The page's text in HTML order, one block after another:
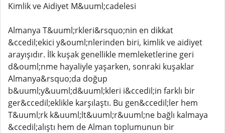
Kimlik ve Aidiyet M&uuml;cadelesi
Almanya T&uuml;rkleri&rsquo;nin en dikkat
&ccedil;ekici y&ouml;nlerinden biri, kimlik ve aidiyet
arayışıdır. İlk kuşak genellikle memleketlerine geri
d&ouml;nme hayaliyle yaşarken, sonraki kuşaklar
Almanya&rsquo;da doğup
b&uuml;y&uuml;d&uuml;kleri i&ccedil;in farklı bir
ger&ccedil;eklikle karşılaştı. Bu gen&ccedil;ler hem
T&uuml;rk k&uuml;lt&uuml;r&uuml;ne bağlı kalmaya
&ccedil;alıştı hem de Alman toplumunun bir